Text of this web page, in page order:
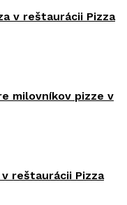
v reštaurácii Pizza
milovníkov pizze v
reštaurácii Pizza